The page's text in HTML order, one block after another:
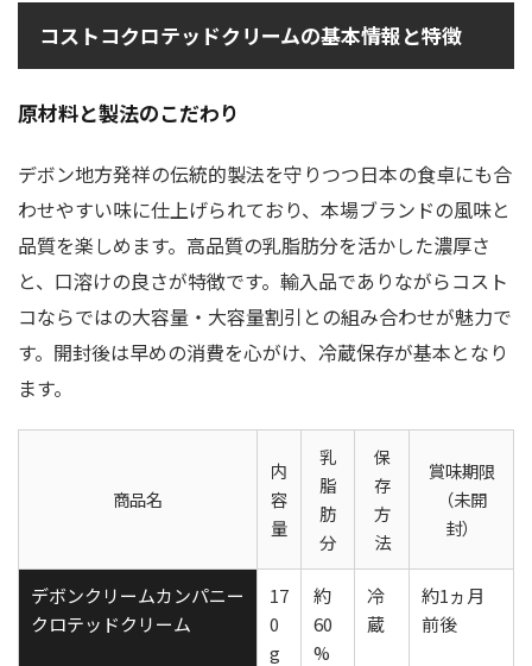
コストコクロテッドクリームの基本情報と特徴
原材料と製法のこだわり
デボン地方発祥の伝統的製法を守りつつ日本の食卓にも合
わせやすい味に仕上げられており、本場ブランドの風味と
品質を楽しめます。高品質の乳脂肪分を活かした濃厚さ
と、口溶けの良さが特徴です。輸入品でありながらコスト
コならではの大容量・大容量割引との組み合わせが魅力で
す。開封後は早めの消費を心がけ、冷蔵保存が基本となり
ます。
商品名
内
容
量
乳
脂
肪
分
保
存
方
法
賞味期限
（未開
封）
デボンクリームカンパニー
クロテッドクリーム
17
0
g
約
60
%
冷
蔵
約1ヵ月
前後